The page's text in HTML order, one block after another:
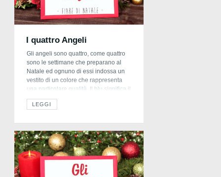
I quattro Angeli
Gli angeli sono quattro, come quattro
sono le settimane che preparano al
Natale ed ognuno di essi indossa un
vestito di un colore che rappresenta
una particolare qualità. Il blu significa il
silenzio ed il raccoglimento; il rosso
rappresenta l’amore; il bianco é il
di chi crede ed […]
LEGGI